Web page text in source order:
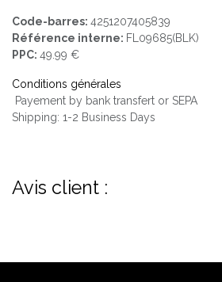
Code-barres: 4251207405839
Référence interne: FL09685(BLK)
PPC: 49.99 €
Conditions générales
Payement by bank transfert or SEPA
Shipping: 1-2 Business Days
Avis client :